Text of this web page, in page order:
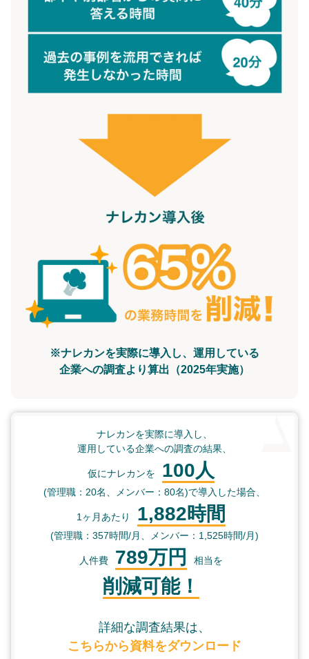
※ナレカンを実際に導入し、運用している
企業への調査より算出（2025年実施）
ナレカンを実際に導入し、
運用している企業への調査の結果、
仮にナレカンを 100人
(管理職：20名、メンバー：80名)で導入した場合、
1ヶ月あたり 1,882時間
(管理職：357時間/月、メンバー：1,525時間/月)
人件費 789万円 相当を
削減可能！
詳細な調査結果は、
こちらから資料をダウンロード